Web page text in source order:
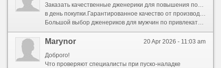
Заказать качественные дженерики для повышения потенции на сайте https://gen51.ru/ с доставкой
в день покупки.Гарантированное качество от производителя из Индии
Большой выбор дженериков для мужчин по привлекательной цене.
20 Apr 2026 - 11:03 am
Marynor
Доброго!
Что проверяют специалисты при пуско-наладке